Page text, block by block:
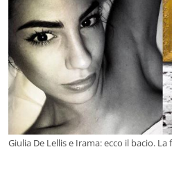
Giulia De Lellis e Irama: ecco il bacio. La